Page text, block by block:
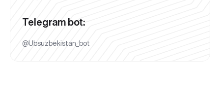
Telegram bot:
@Ubsuzbekistan_bot